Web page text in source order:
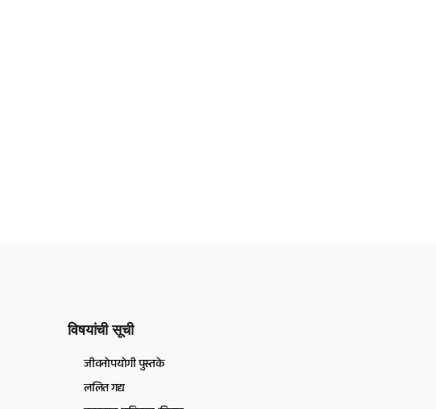
विषयांची सूची
जीवनोपयोगी पुस्तके
ललित गद्य